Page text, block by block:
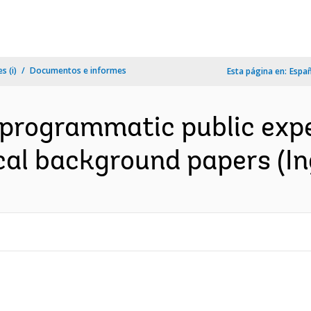
(i) Documentos e informes Esta página en:
public
background papers